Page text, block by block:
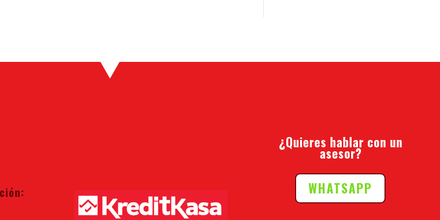
¿Quieres hablar con un
asesor?
WHATSAPP